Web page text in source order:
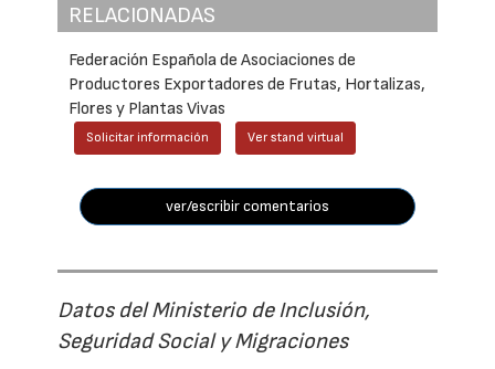
RELACIONADAS
Federación Española de Asociaciones de
Productores Exportadores de Frutas, Hortalizas,
Flores y Plantas Vivas
Solicitar información Ver stand virtual
ver/escribir comentarios
Datos del Ministerio de Inclusión,
Seguridad Social y Migraciones